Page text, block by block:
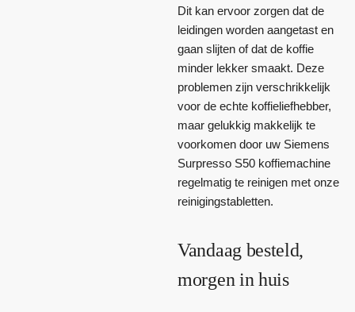
Dit kan ervoor zorgen dat de
leidingen worden aangetast en
gaan slijten of dat de koffie
minder lekker smaakt. Deze
problemen zijn verschrikkelijk
voor de echte koffieliefhebber,
maar gelukkig makkelijk te
voorkomen door uw Siemens
Surpresso S50 koffiemachine
regelmatig te reinigen met onze
reinigingstabletten.
Vandaag besteld,
morgen in huis